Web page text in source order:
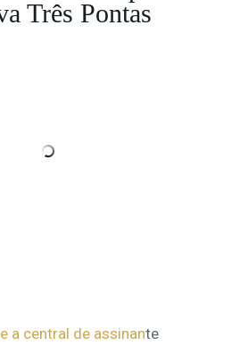
Três Pontas
a central de assinante